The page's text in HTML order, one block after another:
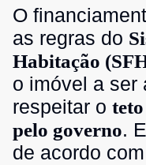
O
as regras do
Habitação
o imóvel a ser
respeitar o
pelo governo.
de acordo